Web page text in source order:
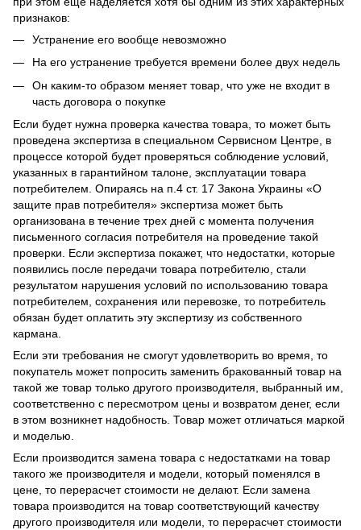
признаков:
Устранение его вообще невозможно
На его устранение требуется времени более двух недель
Он каким-то образом меняет товар, что уже не входит в
часть договора о покупке
Если будет нужна проверка качества товара, то может быть
проведена экспертиза в специальном Сервисном Центре, в
процессе которой будет проверяться соблюдение условий,
указанных в гарантийном талоне, эксплуатации товара
потребителем. Опираясь на п.4 ст. 17 Закона Украины «О
защите прав потребителя» экспертиза может быть
организована в течение трех дней с момента получения
письменного согласия потребителя на проведение такой
проверки. Если экспертиза покажет, что недостатки, которые
появились после передачи товара потребителю, стали
результатом нарушения условий по использованию товара
потребителем, сохранения или перевозке, то потребитель
обязан будет оплатить эту экспертизу из собственного
кармана.
Если эти требования не смогут удовлетворить во время, то
покупатель может попросить заменить бракованный товар на
такой же товар только другого производителя, выбранный им,
соответственно с пересмотром цены и возвратом денег, если
в этом возникнет надобность. Товар может отличаться маркой
и моделью.
Если производится замена товара с недостатками на товар
такого же производителя и модели, который поменялся в
цене, то перерасчет стоимости не делают. Если замена
товара производится на товар соответствующий качеству
другого производителя или модели, то перерасчет стоимости